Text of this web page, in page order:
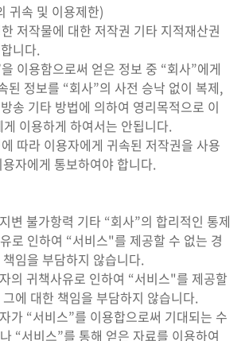
귀속 및 이용제한)
저작물에 대한 저작권 기타 지적재산권
니다.
이용함으로써 얻은 정보 중 “회사”에게
된 정보를 “회사”의 사전 승낙 없이 복제,
송 기타 방법에 의하여 영리목적으로 이
이용하게 하여서는 안됩니다.
따라 이용자에게 귀속된 저작권을 사용
자에게 통보하여야 합니다.
변 불가항력 기타 “회사”의 합리적인 통제
로 인하여 “서비스"를 제공할 수 없는 경
임을 부담하지 않습니다.
의 귀책사유로 인하여 “서비스"를 제공할
에 대한 책임을 부담하지 않습니다.
가 “서비스”를 이용합으로써 기대되는 수
“서비스”를 통해 얻은 자료를 이용하여